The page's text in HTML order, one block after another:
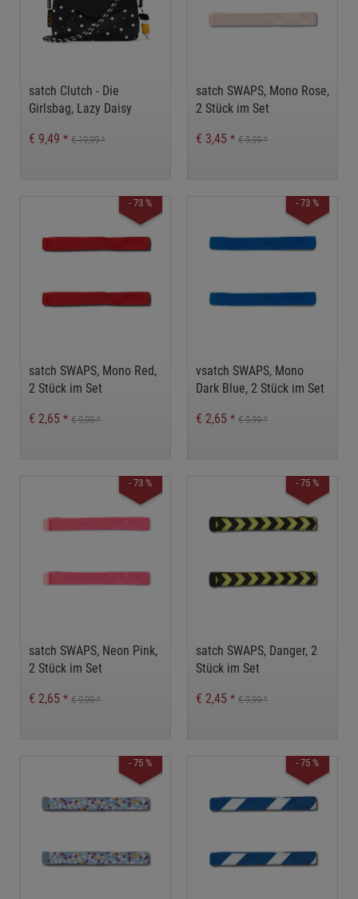
satch Clutch - Die
Girlsbag, Lazy Daisy
€ 9,49 * € 19,99*
satch SWAPS, Mono Rose,
2 Stück im Set
€ 3,45 * € 9,99*
- 73 %
satch SWAPS, Mono Red,
2 Stück im Set
€ 2,65 * € 9,99*
- 73 %
vsatch SWAPS, Mono
Dark Blue, 2 Stück im Set
€ 2,65 * € 9,99*
- 73 %
satch SWAPS, Neon Pink,
2 Stück im Set
€ 2,65 * € 9,99*
- 75 %
satch SWAPS, Danger, 2
Stück im Set
€ 2,45 * € 9,99*
- 75 % - 75 %